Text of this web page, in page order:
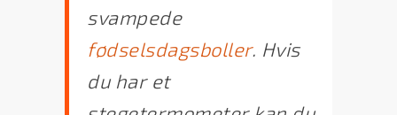
svampede
fødselsdagsboller. Hvis
du har et